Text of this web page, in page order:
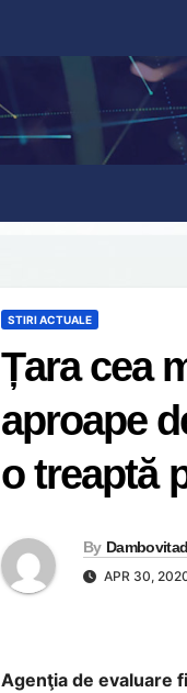
STIRI ACTUALE
Țara cea
aproape
o treaptă
By
APR 30,
Agenţia de evaluare